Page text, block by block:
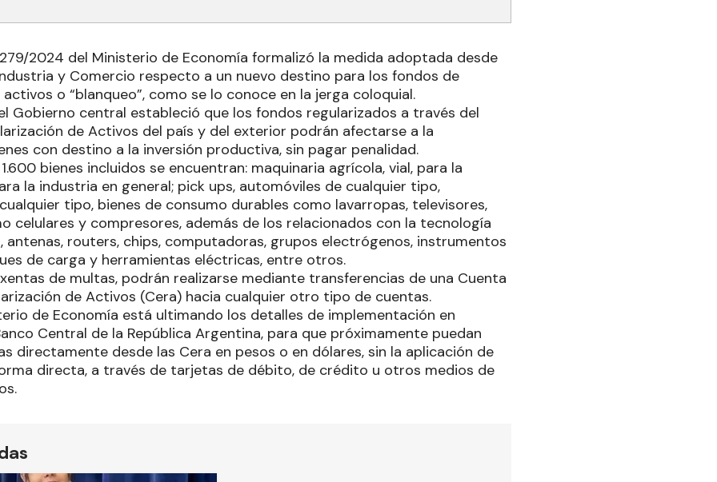
279/2024 del Ministerio de Economía formalizó la medida adoptada desde
y Comercio respecto a un nuevo destino para los fondos de
o “blanqueo”, como se lo conoce en la jerga coloquial.
Gobierno central estableció que los fondos regularizados a través del
de Activos del país y del exterior podrán afectarse a la
con destino a la inversión productiva, sin pagar penalidad.
bienes incluidos se encuentran: maquinaria agrícola, vial, para la
la industria en general; pick ups, automóviles de cualquier tipo,
tipo, bienes de consumo durables como lavarropas, televisores,
celulares y compresores, además de los relacionados con la tecnología
antenas, routers, chips, computadoras, grupos electrógenos, instrumentos
de carga y herramientas eléctricas, entre otros.
de multas, podrán realizarse mediante transferencias de una Cuenta
de Activos (Cera) hacia cualquier otro tipo de cuentas.
de Economía está ultimando los detalles de implementación en
Central de la República Argentina, para que próximamente puedan
directamente desde las Cera en pesos o en dólares, sin la aplicación de
directa, a través de tarjetas de débito, de crédito u otros medios de